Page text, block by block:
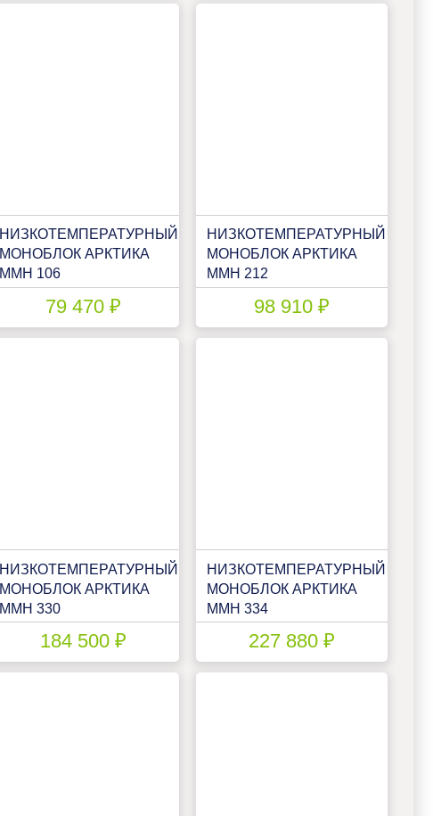
НИЗКОТЕМПЕРАТУРНЫЙ
МОНОБЛОК АРКТИКА
ММН 106
79 470 ₽
НИЗКОТЕМПЕРАТУРНЫЙ
МОНОБЛОК АРКТИКА
ММН 212
98 910 ₽
НИЗКОТЕМПЕРАТУРНЫЙ
МОНОБЛОК АРКТИКА
ММН 330
184 500 ₽
НИЗКОТЕМПЕРАТУРНЫЙ
МОНОБЛОК АРКТИКА
ММН 334
227 880 ₽